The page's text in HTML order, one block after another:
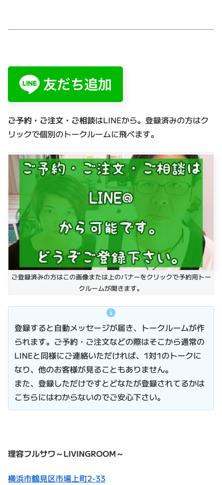
ご予約・ご注文・ご相談はLINEから。登録済みの方はク
リックで個別のトークルームに飛べます。
ご登録済みの方はこの画像または上のバナーをクリックで予約用トー
クルームが開きます。
登録すると自動メッセージが届き、トークルームが作
られます。ご予約・ご注文などの際はそこから通常の
LINEと同様にご連絡いただければ、1対1のトークに
なり、他のお客様が見ることもありません。
また、登録しただけですとどなたが登録されてるかは
こちらにはわからないのでご安心下さい。
理容フルサワ～LIVINGROOM～
横浜市鶴見区市場上町2-33